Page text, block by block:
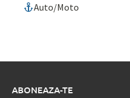
Auto/Moto
ABONEAZA-TE